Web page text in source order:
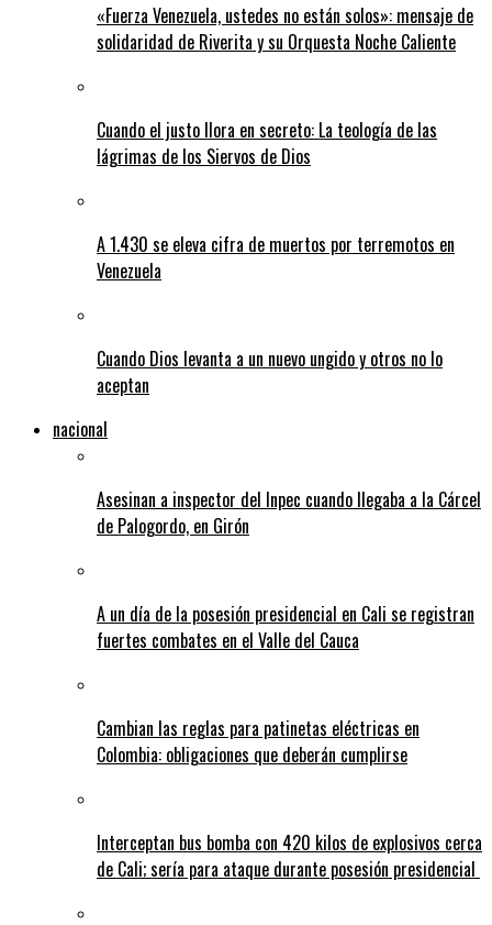
«Fuerza Venezuela, ustedes no están solos»: mensaje de
solidaridad de Riverita y su Orquesta Noche Caliente
Cuando el justo llora en secreto: La teología de las
lágrimas de los Siervos de Dios
A 1.430 se eleva cifra de muertos por terremotos en
Venezuela
Cuando Dios levanta a un nuevo ungido y otros no lo
aceptan
nacional
Asesinan a inspector del Inpec cuando llegaba a la Cárcel
de Palogordo, en Girón
A un día de la posesión presidencial en Cali se registran
fuertes combates en el Valle del Cauca
Cambian las reglas para patinetas eléctricas en
Colombia: obligaciones que deberán cumplirse
Interceptan bus bomba con 420 kilos de explosivos cerca
de Cali; sería para ataque durante posesión presidencial